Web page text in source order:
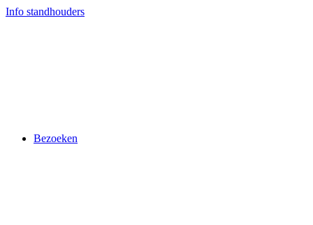
Ga
Info standhouders
Bezoeken